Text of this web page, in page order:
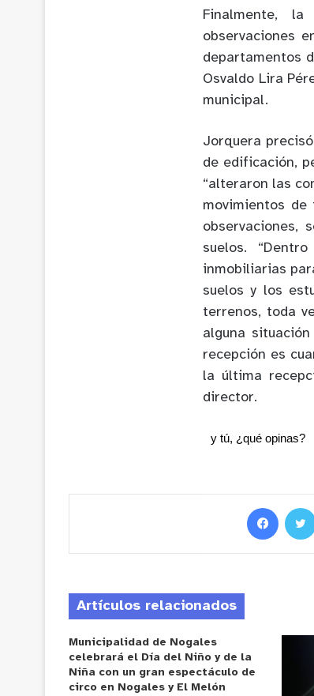
Finalmente,
observaciones
departamentos
Osvaldo Lira
municipal.
Jorquera
de edificación,
“alteraron las
movimientos
observaciones,
suelos.
inmobiliarias
suelos y los
terrenos, toda
alguna
recepción es
la última
director.
y tú, ¿qué opinas?
Artículos relacionados
Municipalidad de Nogales
celebrará el Día del Niño y de la
Niña con un gran espectáculo de
circo en Nogales y El Melón